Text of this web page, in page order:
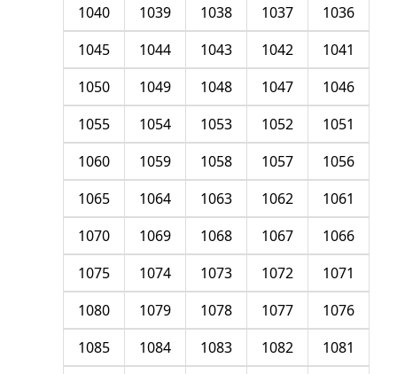
1036
1037
1038
1039
1040
1041
1042
1043
1044
1045
1046
1047
1048
1049
1050
1051
1052
1053
1054
1055
1056
1057
1058
1059
1060
1061
1062
1063
1064
1065
1066
1067
1068
1069
1070
1071
1072
1073
1074
1075
1076
1077
1078
1079
1080
1081
1082
1083
1084
1085